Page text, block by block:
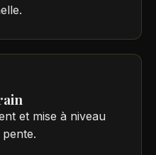
et mise à niveau